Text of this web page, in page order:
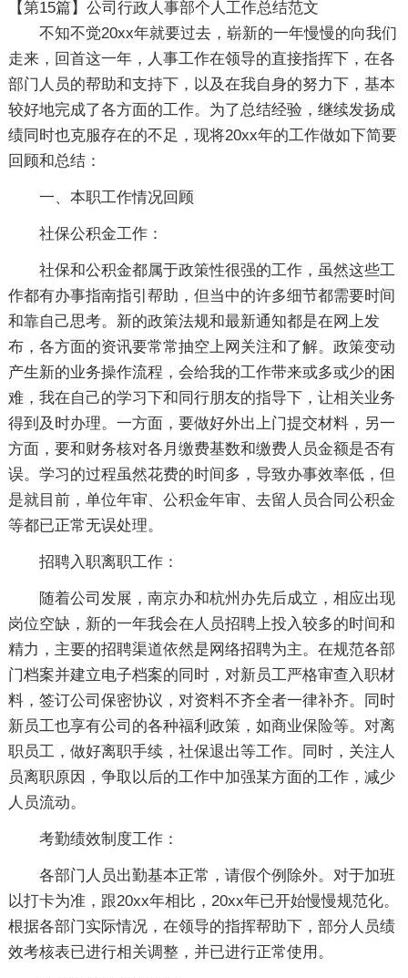
【第15篇】公司行政人事部个人工作总结范文
不知不觉20xx年就要过去，崭新的一年慢慢的向我们
走来，回首这一年，人事工作在领导的直接指挥下，在各
部门人员的帮助和支持下，以及在我自身的努力下，基本
较好地完成了各方面的工作。为了总结经验，继续发扬成
绩同时也克服存在的不足，现将20xx年的工作做如下简要
回顾和总结：
一、本职工作情况回顾
社保公积金工作：
社保和公积金都属于政策性很强的工作，虽然这些工
作都有办事指南指引帮助，但当中的许多细节都需要时间
和靠自己思考。新的政策法规和最新通知都是在网上发
布，各方面的资讯要常常抽空上网关注和了解。政策变动
产生新的业务操作流程，会给我的工作带来或多或少的困
难，我在自己的学习下和同行朋友的指导下，让相关业务
得到及时办理。一方面，要做好外出上门提交材料，另一
方面，要和财务核对各月缴费基数和缴费人员金额是否有
误。学习的过程虽然花费的时间多，导致办事效率低，但
是就目前，单位年审、公积金年审、去留人员合同公积金
等都已正常无误处理。
招聘入职离职工作：
随着公司发展，南京办和杭州办先后成立，相应出现
岗位空缺，新的一年我会在人员招聘上投入较多的时间和
精力，主要的招聘渠道依然是网络招聘为主。在规范各部
门档案并建立电子档案的同时，对新员工严格审查入职材
料，签订公司保密协议，对资料不齐全者一律补齐。同时
新员工也享有公司的各种福利政策，如商业保险等。对离
职员工，做好离职手续，社保退出等工作。同时，关注人
员离职原因，争取以后的工作中加强某方面的工作，减少
人员流动。
考勤绩效制度工作：
各部门人员出勤基本正常，请假个例除外。对于加班
以打卡为准，跟20xx年相比，20xx年已开始慢慢规范化。
根据各部门实际情况，在领导的指挥帮助下，部分人员绩
效考核表已进行相关调整，并已进行正常使用。